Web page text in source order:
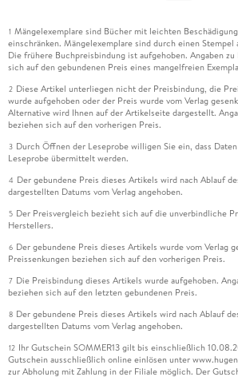
1 Mängelexemplare sind Bücher mit leichten
einschränken. Mängelexemplare sind durch einen
Die frühere Buchpreisbindung ist aufgehoben. Angaben
sich auf den gebundenen Preis eines mangelfreien
2 Diese Artikel unterliegen nicht der Preisbindung, die
wurde aufgehoben oder der Preis wurde vom Verlag
Alternative wird Ihnen auf der Artikelseite dargestellt.
beziehen sich auf den vorherigen Preis.
3 Durch Öffnen der Leseprobe willigen Sie ein, dass
Leseprobe übermittelt werden.
4 Der gebundene Preis dieses Artikels wird nach Ablauf
dargestellten Datums vom Verlag angehoben.
5 Der Preisvergleich bezieht sich auf die unverbindliche
Herstellers.
6 Der gebundene Preis dieses Artikels wurde vom Verlag
Preissenkungen beziehen sich auf den vorherigen Preis.
7 Die Preisbindung dieses Artikels wurde aufgehoben.
beziehen sich auf den letzten gebundenen Preis.
8 Der gebundene Preis dieses Artikels wird nach Ablauf
dargestellten Datums vom Verlag angehoben.
12 Ihr Gutschein SOMMER13 gilt bis einschließlich
Gutschein ausschließlich online einlösen unter
zur Abholung mit Zahlung in der Filiale möglich. Der